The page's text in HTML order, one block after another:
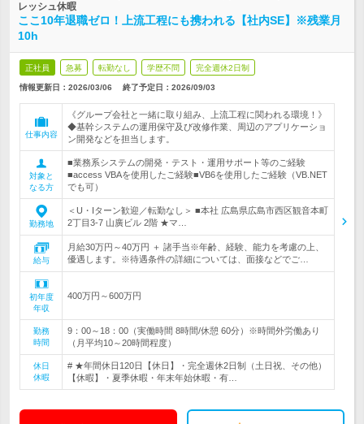
レッシュ休暇
ここ10年退職ゼロ！上流工程にも携われる【社内SE】※残業月
10h
正社員 急募 転勤なし 学歴不問 完全週休2日制
情報更新日：2026/03/06 終了予定日： 2026/09/03
仕事内容
《グループ会社と一緒に取り組み、上流工程に関われる環境！》
◆基幹システムの運用保守及び改修作業、周辺のアプリケーショ
ン開発などを担当します。
対象と
なる方
■業務系システムの開発・テスト・運用サポート等のご経験
■access VBAを使用したご経験■VB6を使用したご経験（VB.NET
でも可）
勤務地
＜U・Iターン歓迎／転勤なし＞ ■本社 広島県広島市西区観音本町
2丁目3-7 山廣ビル 2階 ★マ…
給与
月給30万円～40万円 ＋ 諸手当※年齢、経験、能力を考慮の上、
優遇します。※待遇条件の詳細については、面接などでご…
初年度
年収
400万円～600万円
勤務
時間
9：00～18：00（実働時間 8時間/休憩 60分）※時間外労働あり
（月平均10～20時間程度）
休日
休暇
# ★年間休日120日【休日】・完全週休2日制（土日祝、その他）
【休暇】・夏季休暇・年末年始休暇・有…